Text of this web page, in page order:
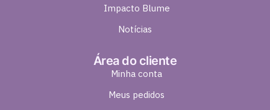
Impacto Blume
Notícias
Área do cliente
Minha conta
Meus pedidos